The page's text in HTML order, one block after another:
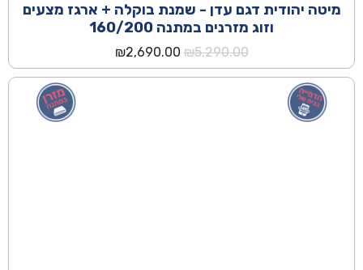
מיטה יהודית דגם עדן - שמנת בוקלה + ארגז מצעים
וזוג מזרנים במתנה 160/200
₪5,290.00
המחיר
המקורי
היה:
₪2,690.00
הנוכחי
הוא:
₪2,690.00.